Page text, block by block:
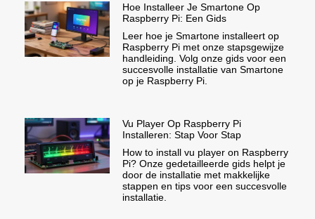
Hoe Installeer Je Smartone Op
Raspberry Pi: Een Gids
Leer hoe je Smartone installeert op
Raspberry Pi met onze stapsgewijze
handleiding. Volg onze gids voor een
succesvolle installatie van Smartone
op je Raspberry Pi.
Vu Player Op Raspberry Pi
Installeren: Stap Voor Stap
How to install vu player on Raspberry
Pi? Onze gedetailleerde gids helpt je
door de installatie met makkelijke
stappen en tips voor een succesvolle
installatie.